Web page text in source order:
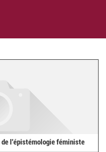
de l'épistémologie féministe